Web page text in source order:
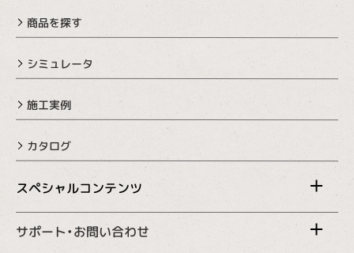
商品を探す
シミュレータ
施工実例
カタログ
スペシャルコンテンツ
サポート・お問い合わせ